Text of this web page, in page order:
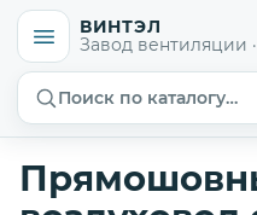
ВИНТЭЛ
Завод вентиляции ·
Поиск по каталогу…